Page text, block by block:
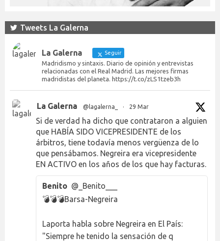
Tweets La Galerna
La Galerna Seguir
Madridismo y sintaxis. Diario de opinión y entrevistas
relacionadas con el Real Madrid. Las mejores firmas
madridistas del planeta. https://t.co/zLS1tzeb3h
La Galerna @lagalerna_ · 29 Mar
Si de verdad ha dicho que contrataron a alguien
que HABÍA SIDO VICEPRESIDENTE de los
árbitros, tiene todavía menos vergüenza de lo
que pensábamos. Negreira era vicepresidente
EN ACTIVO en los años de los que hay facturas.
Benito @_Benito___
💣💣💣Barsa-Negreira
Laporta habla sobre Negreira en El País:
"Siempre he tenido la sensación de q